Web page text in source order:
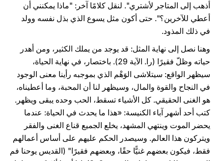
أذهب إلى المتاجر لأشتري". لنقل كلامًا آخر: "ماذا يمكنني أن
أعطي للآخرين؟". حتى أكون مثل يسوع الذي بذل نفسه وولد
في ذلك المذود.
وهنا نصل إلى نهاية المثل: قد يوجد من يملك الكثير، ومن أهدر
حياته وظلّ فقيرًا (را. الآية 29). باختصار، في نهاية الحياة،
سيظهر الواقع: سيتلاشى الوَهْم الذي بموجبه رأينا معنى الوجود
في النجاح والقوة والمال، وسيظهر لنا أن المحبة، وما أعطيناه،
هو الغنى الحقيقي. كل الأشياء تسقط، الحب وحده يبقى ويظهر.
كتب أحد أشهر آباء الكنيسة: «هذا ما يحدث في الحياة: عندما
يحضر الموت وينتهي المشهد، يخلع الجميع قناع الغنى والفقر
ويتركون هذا العالم. وسيصدر الحكم عليهم على أساس أعمالهم
فقط، فيكون بعضهم غنيًّا حقًا، وبعضهم فقيرًا" (القديس يوحنا فم